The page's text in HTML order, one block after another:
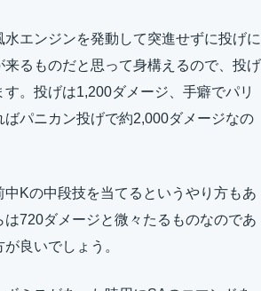
エンジンを発動して突進せずに投げに
るものだと思って身構えるので、投げ
。投げは1,200ダメージ、手癖でパリ
ばパニカン投げで約2,000ダメージなの
中Kの中段技を当てるというやり方もあ
は720ダメージと微々たるものなのであ
良いでしょう。